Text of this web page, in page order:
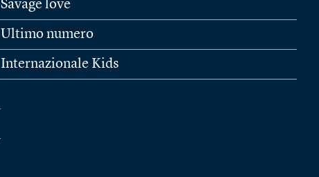
Savage love
Ultimo numero
Internazionale Kids